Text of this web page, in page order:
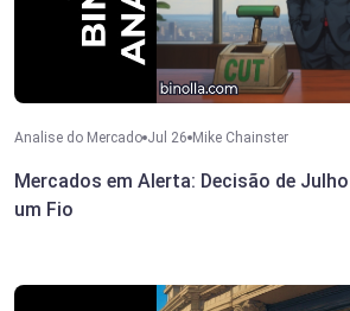
Analise do Mercado Jul 26 Mike Chainster
Mercados em Alerta: Decisão de
um Fio